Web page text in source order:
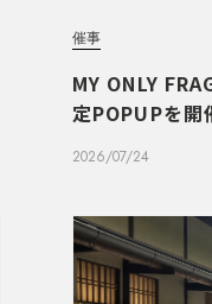
催事
MY ONLY
定POPUPを開
2026/07/24